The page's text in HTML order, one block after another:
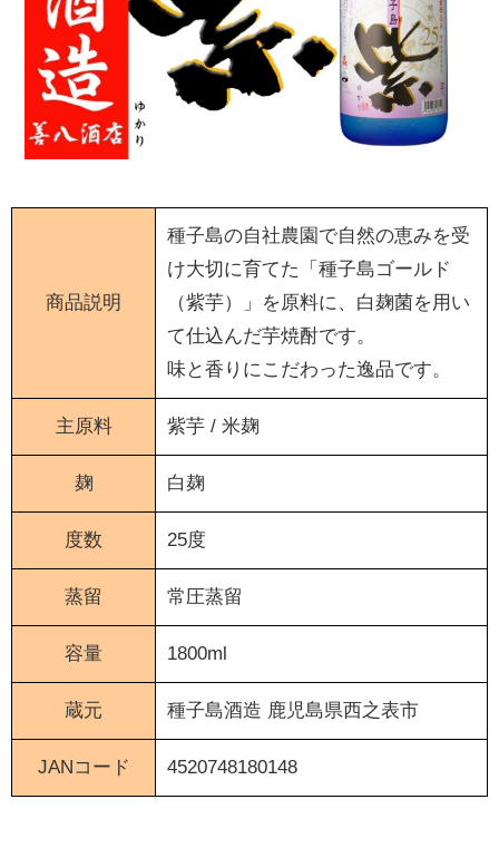
商品説明
種子島の自社農園で自然の恵みを受
け大切に育てた「種子島ゴールド
（紫芋）」を原料に、白麹菌を用い
て仕込んだ芋焼酎です。
味と香りにこだわった逸品です。
主原料 紫芋 / 米麹
麹 白麹
度数 25度
蒸留 常圧蒸留
容量 1800ml
蔵元 種子島酒造 鹿児島県西之表市
JANコード 4520748180148